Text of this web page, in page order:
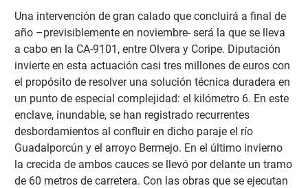
Una intervención de gran calado que concluirá a final de
año –previsiblemente en noviembre- será la que se lleva
a cabo en la CA-9101, entre Olvera y Coripe. Diputación
invierte en esta actuación casi tres millones de euros con
el propósito de resolver una solución técnica duradera en
un punto de especial complejidad: el kilómetro 6. En este
enclave, inundable, se han registrado recurrentes
desbordamientos al confluir en dicho paraje el río
Guadalporcún y el arroyo Bermejo. En el último invierno
la crecida de ambos cauces se llevó por delante un tramo
de 60 metros de carretera. Con las obras que se ejecutan